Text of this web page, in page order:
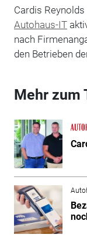
Cardis
Autohaus-IT
nach
den Betrieben
Mehr zum